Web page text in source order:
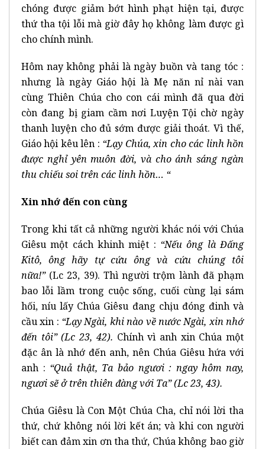
chóng được giảm bớt hình phạt hiện tại, được
thứ tha tội lỗi mà giờ đây họ không làm được gì
cho chính mình.
Hôm nay không phải là ngày buồn và tang tóc :
nhưng là ngày Giáo hội là Mẹ năn nỉ nài van
cùng Thiên Chúa cho con cái mình đã qua đời
còn đang bị giam cầm nơi Luyện Tội chờ ngày
thanh luyện cho đủ sớm được giải thoát. Vì thế,
Giáo hội kêu lên : “Lạy Chúa, xin cho các linh hồn
được nghỉ yên muôn đời, và cho ánh sáng ngàn
thu chiếu soi trên các linh hồn… “
Xin nhớ đến con cùng
Trong khi tất cả những người khác nói với Chúa
Giêsu một cách khinh miệt : “Nếu ông là Đấng
Kitô, ông hãy tự cứu ông và cứu chúng tôi
nữa!”(Lc 23, 39). Thì người trộm lành đã phạm
bao lỗi lầm trong cuộc sống, cuối cùng lại sám
hối, níu lấy Chúa Giêsu đang chịu đóng đinh và
cầu xin : “Lạy Ngài, khi nào về nước Ngài, xin nhớ
đến tôi” (Lc 23, 42). Chính vì anh xin Chúa một
đặc ân là nhớ đến anh, nên Chúa Giêsu hứa với
anh : “Quả thật, Ta bảo ngươi : ngay hôm nay,
ngươi sẽ ở trên thiên đàng với Ta” (Lc 23, 43).
Chúa Giêsu là Con Một Chúa Cha, chỉ nói lời tha
thứ, chứ không nói lời kết án; và khi con người
biết can đảm xin ơn tha thứ, Chúa không bao giờ